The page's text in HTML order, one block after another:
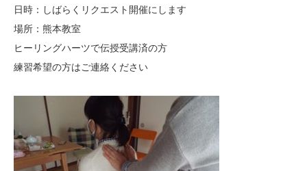
日時：しばらくリクエスト開催にします
場所：熊本教室
ヒーリングハーツで伝授受講済の方
練習希望の方はご連絡ください